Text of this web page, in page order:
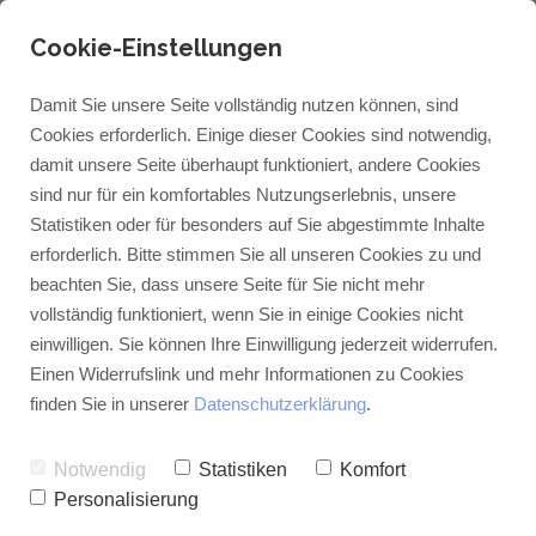
Cookie-Einstellungen
Damit Sie unsere Seite vollständig nutzen können, sind
Cookies erforderlich. Einige dieser Cookies sind notwendig,
damit unsere Seite überhaupt funktioniert, andere Cookies
sind nur für ein komfortables Nutzungserlebnis, unsere
Statistiken oder für besonders auf Sie abgestimmte Inhalte
erforderlich. Bitte stimmen Sie all unseren Cookies zu und
beachten Sie, dass unsere Seite für Sie nicht mehr
vollständig funktioniert, wenn Sie in einige Cookies nicht
einwilligen. Sie können Ihre Einwilligung jederzeit widerrufen.
Einen Widerrufslink und mehr Informationen zu Cookies
finden Sie in unserer Datenschutzerklärung.
Notwendig Statistiken
Komfort
Personalisierung